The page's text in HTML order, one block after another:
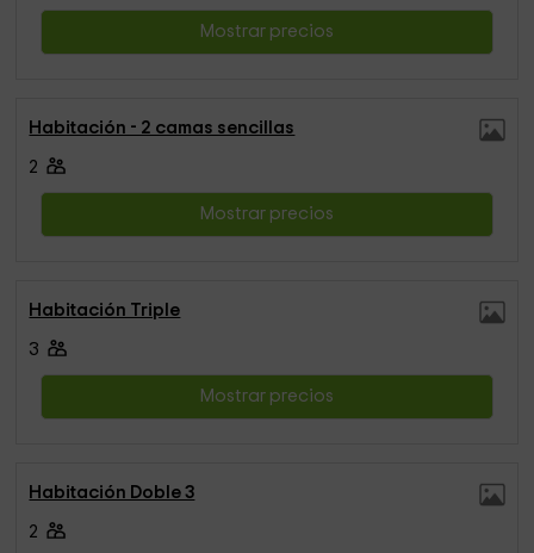
Mostrar precios
Habitación - 2 camas sencillas
2
Mostrar precios
Habitación Triple
3
Mostrar precios
Habitación Doble 3
2